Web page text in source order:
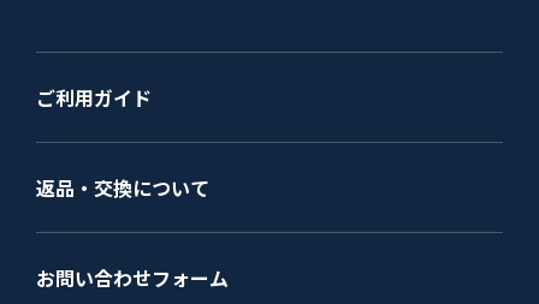
ご利用ガイド
返品・交換について
お問い合わせフォーム